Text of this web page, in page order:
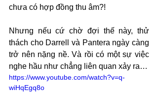
chưa có hợp đồng thu âm?!
Nhưng nếu cứ chờ đợi thế này, thử
thách cho Darrell và Pantera ngày càng
trở nên nặng nề. Và rồi có một sự việc
nghe hầu như chẳng liên quan xảy ra…
https://www.youtube.com/watch?v=q-
wiHqEgq8o